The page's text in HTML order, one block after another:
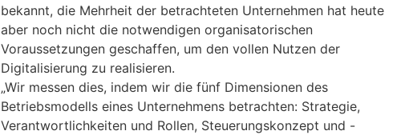
bekannt, die Mehrheit der betrachteten Unternehmen hat heute
aber noch nicht die notwendigen organisatorischen
Voraussetzungen geschaffen, um den vollen Nutzen der
Digitalisierung zu realisieren.
„Wir messen dies, indem wir die fünf Dimensionen des
Betriebsmodells eines Unternehmens betrachten: Strategie,
Verantwortlichkeiten und Rollen, Steuerungskonzept und -